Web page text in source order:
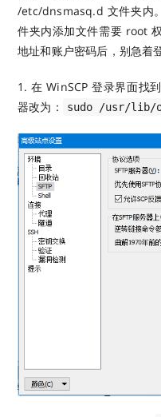
/etc/dnsmasq.d 文件夹内
件夹内添加文件需要 root
地址和账户密码后，别急着
1. 在 WinSCP 登录界面找
器改为：
sudo /usr/lib/